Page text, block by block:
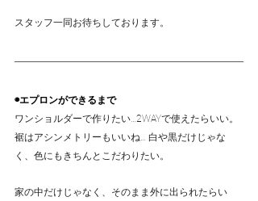
スタッフ一同お待ちしております。
◉エプロンができるまで
ワンショルダーで作りたい…2WAYで使えたらいい。
裾はアシンメトリーもいいね… 白や黒だけじゃな
く、色にもきちんとこだわりたい。
家の中だけじゃなく、そのまま外に出られたらい